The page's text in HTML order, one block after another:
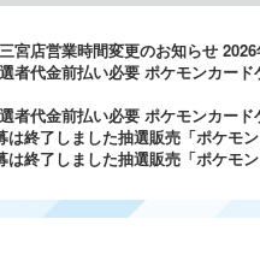
宮店営業時間変更のお知らせ
選者代金前払い必要 ポケモンカー
選者代金前払い必要 ポケモンカー
は終了しました抽選販売「ポケ
は終了しました抽選販売「ポケ